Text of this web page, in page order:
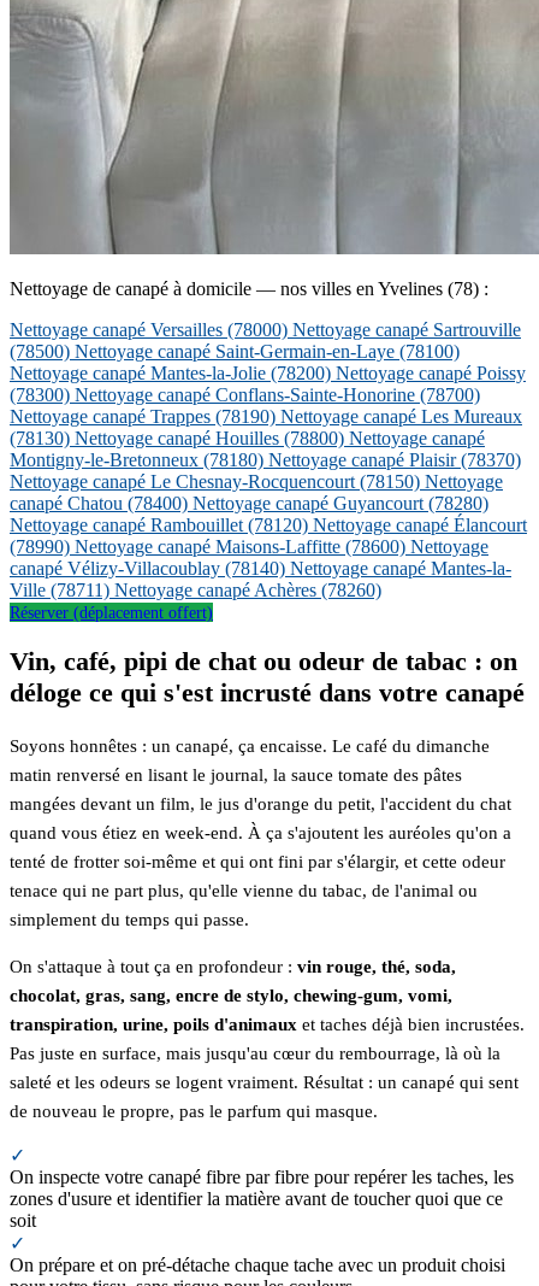
Nettoyage de canapé à domicile — nos villes en Yvelines (78) :
Nettoyage canapé Versailles (78000) Nettoyage canapé Sartrouville
(78500) Nettoyage canapé Saint-Germain-en-Laye (78100)
Nettoyage canapé Mantes-la-Jolie (78200) Nettoyage canapé Poissy
(78300) Nettoyage canapé Conflans-Sainte-Honorine (78700)
Nettoyage canapé Trappes (78190) Nettoyage canapé Les Mureaux
(78130) Nettoyage canapé Houilles (78800) Nettoyage canapé
Montigny-le-Bretonneux (78180) Nettoyage canapé Plaisir(78370)
Nettoyage canapé Le Chesnay-Rocquencourt(78150) Nettoyage
canapé Chatou (78400) Nettoyage canapé Guyancourt(78280)
Nettoyage canapé Rambouillet(78120) Nettoyage canapé Élancourt
(78990) Nettoyage canapé Maisons-Laffitte (78600) Nettoyage
canapé Vélizy-Villacoublay (78140) Nettoyage canapé Mantes-la-
Ville (78711) Nettoyage canapé Achères (78260)
Réserver (déplacement offert)
Vin, café, pipi de chat ou odeur de tabac : on
déloge ce qui s'est incrusté dans votre canapé
Soyons honnêtes : un canapé, ça encaisse. Le café du dimanche
matin renversé en lisant le journal, la sauce tomate des pâtes
mangées devant un film, le jus d'orange du petit, l'accident du chat
quand vous étiez en week-end. À ça s'ajoutent les auréoles qu'on a
tenté de frotter soi-même et qui ont fini par s'élargir, et cette odeur
tenace qui ne part plus, qu'elle vienne du tabac, de l'animal ou
simplement du temps qui passe.
On s'attaque à tout ça en profondeur : vin rouge, thé, soda,
chocolat, gras, sang, encre de stylo, chewing-gum, vomi,
transpiration, urine, poils d'animaux et taches déjà bien incrustées.
Pas juste en surface, mais jusqu'au cœur du rembourrage, là où la
saleté et les odeurs se logent vraiment. Résultat : un canapé qui sent
de nouveau le propre, pas le parfum qui masque.
✓
On inspecte votre canapé fibre par fibre pour repérer les taches, les
zones d'usure et identifier la matière avant de toucher quoi que ce
soit
✓
On prépare et on pré-détache chaque tache avec un produit choisi